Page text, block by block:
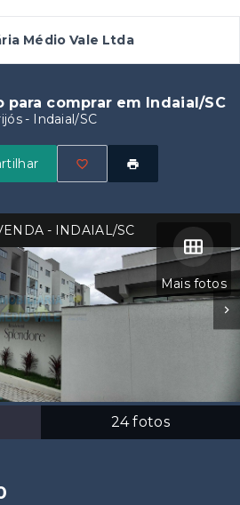
Médio Vale Ltda
para comprar em Indaial/SC
- Indaial/SC
Mais fotos
24fotos
- INDAIAL/SC